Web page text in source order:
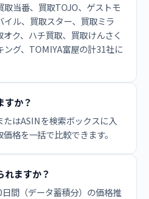
当番、買取TOJO、ゲストモ
ル、買取スター、買取ミラ
ク、ハチ買取、買取けんさく
グ、TOMIYA富屋の計31社に
すか？
はASINを検索ボックスに入
格を一括で比較できます。
れますか？
間（データ蓄積分）の価格推